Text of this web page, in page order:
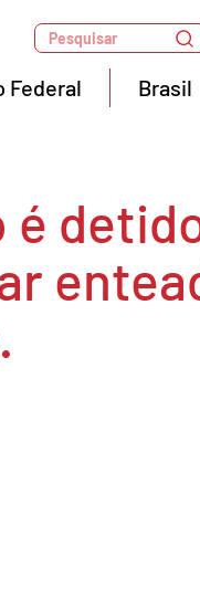
Pesquisar
Federal Brasil
é